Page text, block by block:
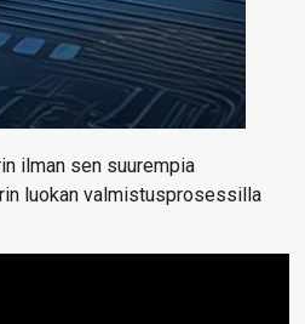
ilman sen suurempia
luokan valmistusprosessilla